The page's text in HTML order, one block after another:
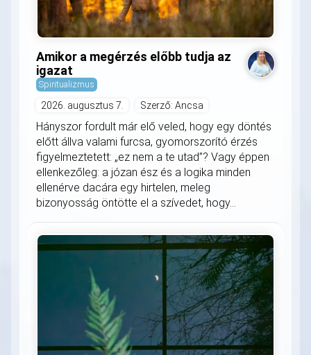
Amikor a megérzés előbb tudja az
igazat
Spiritualizmus
2026. augusztus 7. Szerző: Ancsa
Hányszor fordult már elő veled, hogy egy döntés
előtt állva valami furcsa, gyomorszorító érzés
figyelmeztetett: „ez nem a te utad”? Vagy éppen
ellenkezőleg: a józan ész és a logika minden
ellenérve dacára egy hirtelen, meleg
bizonyosság öntötte el a szívedet, hogy...